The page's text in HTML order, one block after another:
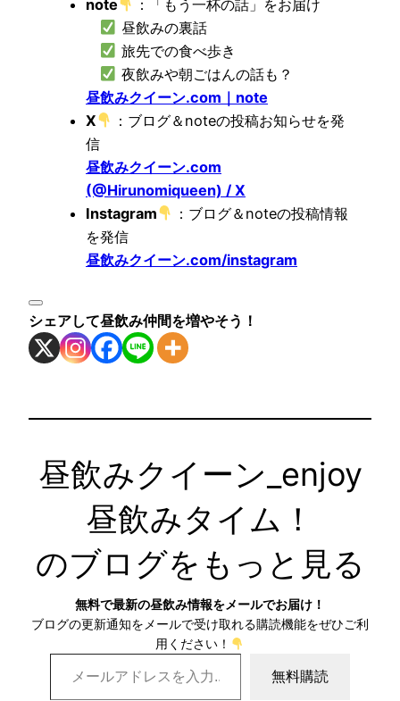
note
：「もう一杯の話」をお届け
昼飲みの裏話
旅先での食べ歩き
夜飲みや朝ごはんの話も？
昼飲みクイーン.com｜note
X
：ブログ＆noteの投稿お知らせを発
信
昼飲みクイーン.com
(@Hirunomiqueen) / X
Instagram
：ブログ＆noteの投稿情報
を発信
昼飲みクイーン.com/instagram
シェアして昼飲み仲間を増やそう！
昼飲みクイーン_enjoy
昼飲みタイム！
のブログをもっと見る
無料で最新の昼飲み情報をメールでお届け！
ブログの更新通知をメールで受け取れる購読機能をぜひご利
用ください！
メールアドレスを入力…
無料購読